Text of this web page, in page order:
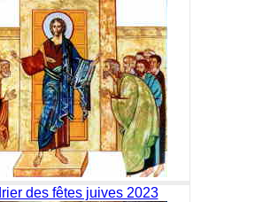
des fêtes juives 2023